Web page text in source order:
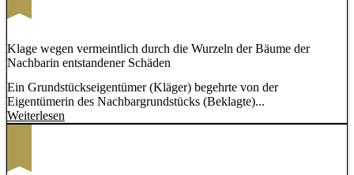
Klage wegen vermeintlich durch die Wurzeln der Bäume der
Nachbarin entstandener Schäden
Ein Grundstückseigentümer (Kläger) begehrte von der
Eigentümerin des Nachbargrundstücks (Beklagte)...
Weiterlesen